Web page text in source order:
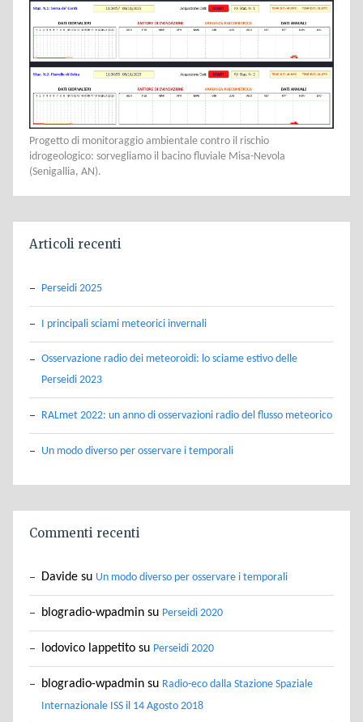
Progetto di monitoraggio ambientale contro il rischio
idrogeologico: sorvegliamo il bacino fluviale Misa-Nevola
(Senigallia, AN).
Articoli recenti
Perseidi 2025
I principali sciami meteorici invernali
Osservazione radio dei meteoroidi: lo sciame estivo delle
Perseidi 2023
RALmet 2022: un anno di osservazioni radio del flusso meteorico
Un modo diverso per osservare i temporali
Commenti recenti
Davide su Un modo diverso per osservare i temporali
blogradio-wpadmin su Perseidi 2020
lodovico lappetito su Perseidi 2020
blogradio-wpadmin su Radio-eco dalla Stazione Spaziale
Internazionale ISS il 14 Agosto 2018